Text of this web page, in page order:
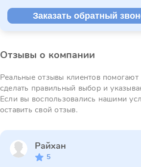
Заказать обратный
Отзывы о компании
Реальные отзывы клиентов помогают
сделать правильный выбор и
Если вы воспользовались нашими
оставить свой отзыв.
Райхан
5